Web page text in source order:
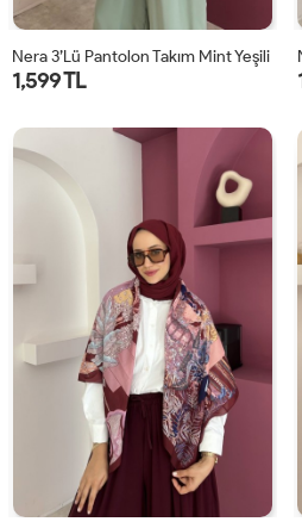
STD
Nera 3’lü Pantolon Takım Mint Yeşili
1,599 TL